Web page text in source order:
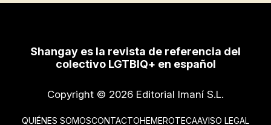
Shangay es la revista de referencia del
colectivo LGTBIQ+ en español
Copyright © 2026 Editorial Imaní S.L.
QUIÉNES SOMOSCONTACTOHEMEROTECAAVISO LEGAL